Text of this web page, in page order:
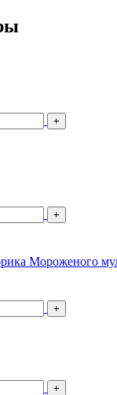
+
+
Мороженого
+
+